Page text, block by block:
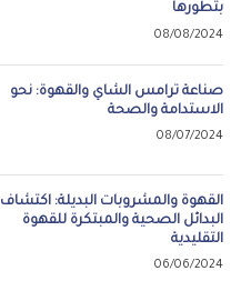
بتطورها
08/08/2024
صناعة ترامس الشاي والقهوة: نحو
الاستدامة والصحة
08/07/2024
القهوة والمشروبات البديلة: اكتشاف
البدائل الصحية والمبتكرة للقهوة
التقليدية
06/06/2024